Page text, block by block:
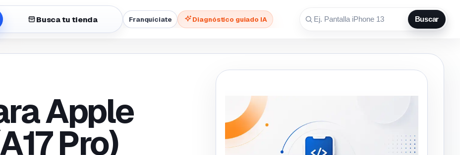
Busca tu tienda Franquíciate Diagnóstico guiado IA Buscar
Apple
Pro)